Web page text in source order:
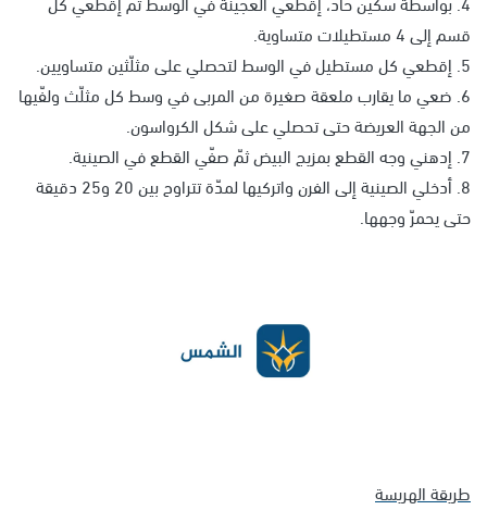
قسم إلى 4 مستطيلات متساوية.
5. إقطعي كل مستطيل في الوسط لتحصلي على مثلّثين متساويين.
6. ضعي ما يقارب ملعقة صغيرة من المربى في وسط كل مثلّث ولفّيها
من الجهة العريضة حتى تحصلي على شكل الكرواسون.
7. إدهني وجه القطع بمزيج البيض ثمّ صفّي القطع في الصينية.
8. أدخلي الصينية إلى الفرن واتركيها لمدّة تتراوح بين 20 و25 دقيقة
حتى يحمرّ وجهها.
طريقة الهريسة